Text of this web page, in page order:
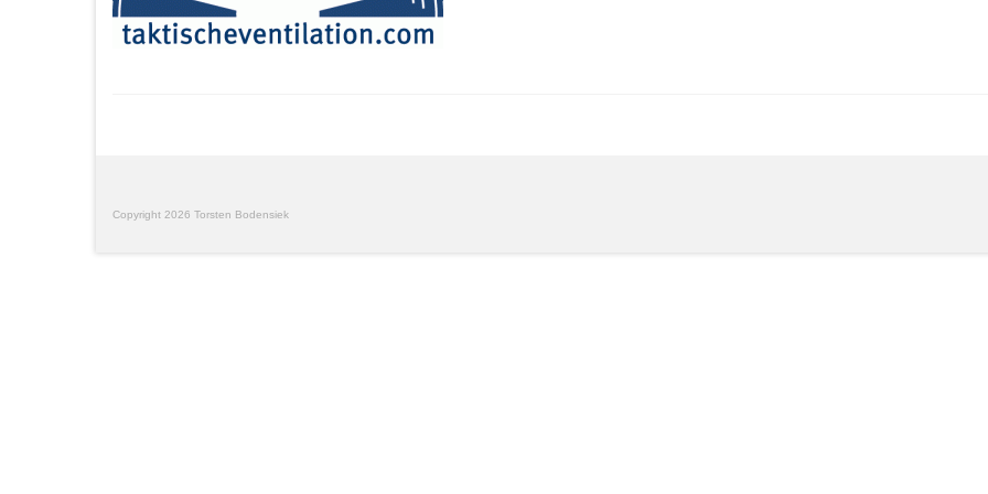
Copyright 2026 Torsten Bodensiek